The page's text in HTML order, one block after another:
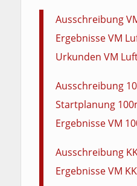
Ausschreibung
Ergebnisse VM
Urkunden VM
Ausschreibung
Startplanung
Ergebnisse VM
Ausschreibung
Ergebnisse VM